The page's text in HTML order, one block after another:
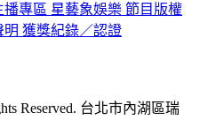
播專區 星藝象娛樂 節目版權
明 獲獎紀錄／認證
Reserved. 台北市內湖區瑞